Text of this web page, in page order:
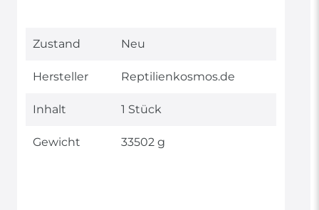
Technisches
Wert
Zustand Neu
Hersteller Reptilienkosmos.de
Inhalt 1 Stück
Gewicht 33502 g